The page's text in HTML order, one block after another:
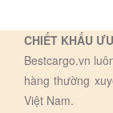
CHIẾT KHẤU
Bestcargo.vn
hàng thường
Việt Nam.